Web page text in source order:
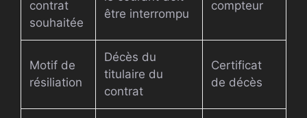
contrat
souhaitée
être interrompu
compteur
Motif de
résiliation
Décès du
titulaire du
contrat
Certificat
de décès